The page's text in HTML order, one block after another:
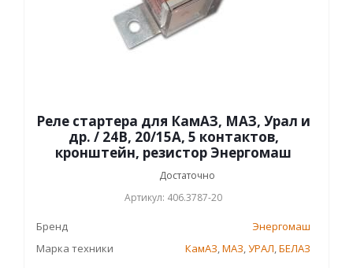
Реле стартера для КамАЗ, МАЗ, Урал и
др. / 24В, 20/15А, 5 контактов,
кронштейн, резистор Энергомаш
Достаточно
Артикул: 406.3787-20
Бренд
Энергомаш
Марка техники
КамАЗ,МАЗ,УРАЛ,БЕЛАЗ